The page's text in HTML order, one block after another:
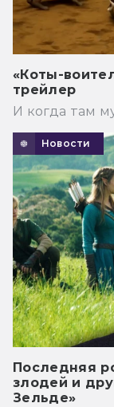
«Коты-
трейлер
И когда там
Новости
Последняя
злодей и
Зельде»